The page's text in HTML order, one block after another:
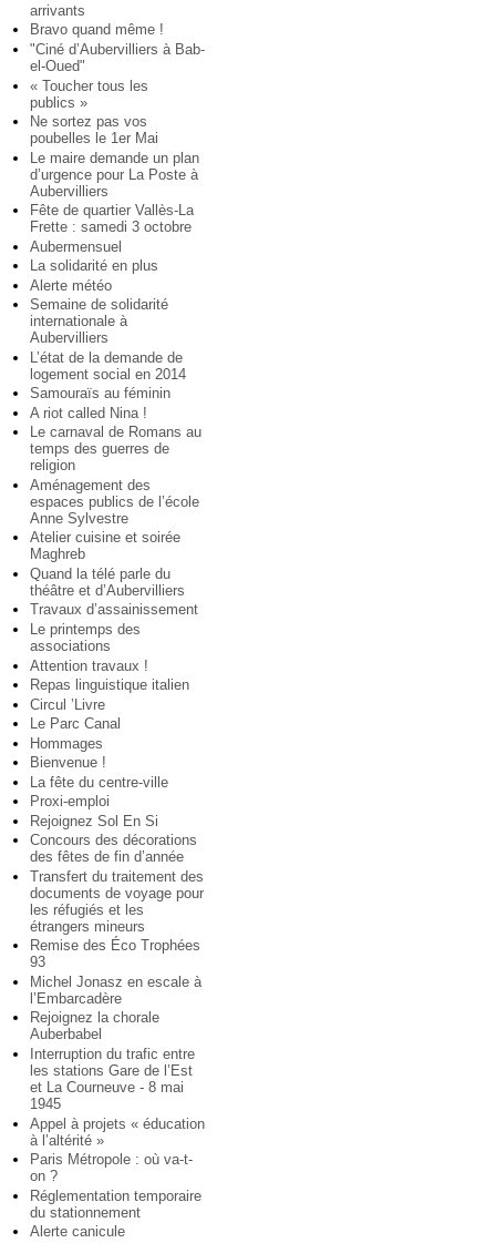
arrivants
Bravo quand même !
"Ciné d’Aubervilliers à Bab-
el-Oued"
« Toucher tous les
publics »
Ne sortez pas vos
poubelles le 1er Mai
Le maire demande un plan
d’urgence pour La Poste à
Aubervilliers
Fête de quartier Vallès-La
Frette : samedi 3 octobre
Aubermensuel
La solidarité en plus
Alerte météo
Semaine de solidarité
internationale à
Aubervilliers
L’état de la demande de
logement social en 2014
Samouraïs au féminin
A riot called Nina !
Le carnaval de Romans au
temps des guerres de
religion
Aménagement des
espaces publics de l’école
Anne Sylvestre
Atelier cuisine et soirée
Maghreb
Quand la télé parle du
théâtre et d’Aubervilliers
Travaux d’assainissement
Le printemps des
associations
Attention travaux !
Repas linguistique italien
Circul ’Livre
Le Parc Canal
Hommages
Bienvenue !
La fête du centre-ville
Proxi-emploi
Rejoignez Sol En Si
Concours des décorations
des fêtes de fin d’année
Transfert du traitement des
documents de voyage pour
les réfugiés et les
étrangers mineurs
Remise des Éco Trophées
93
Michel Jonasz en escale à
l’Embarcadère
Rejoignez la chorale
Auberbabel
Interruption du trafic entre
les stations Gare de l’Est
et La Courneuve - 8 mai
1945
Appel à projets « éducation
à l’altérité »
Paris Métropole : où va-t-
on ?
Réglementation temporaire
du stationnement
Alerte canicule